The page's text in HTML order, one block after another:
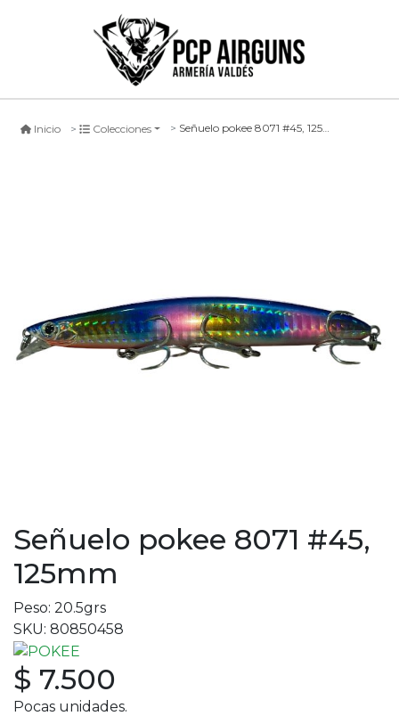
Inicio Colecciones Señuelo pokee 8071 #45, 125mm
Señuelo pokee 8071 #45,
125mm
Peso: 20.5grs
SKU: 80850458
$ 7.500
Pocas unidades.